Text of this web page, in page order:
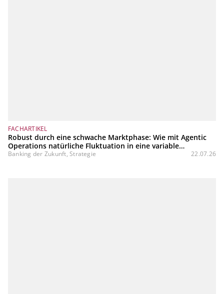
FACHARTIKEL
Robust durch eine schwache Marktphase: Wie mit Agentic
Operations natürliche Fluktuation in eine variable
Kostenstruktur transformiert werden kann
Banking der Zukunft, Strategie 22.07.26